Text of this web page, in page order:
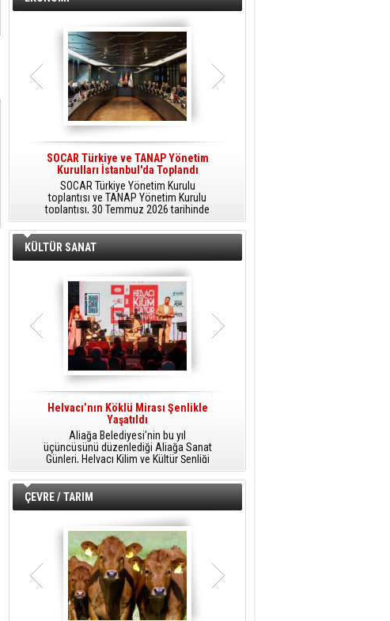
SOCAR Türkiye ve TANAP Yönetim
Kurulları İstanbul'da Toplandı
SOCAR Türkiye Yönetim Kurulu
toplantısı ve TANAP Yönetim Kurulu
toplantısı, 30 Temmuz 2026 tarihinde
İstanbul’da gerçekleştirildi.
hidrojen teknolojileri alanında yenilikçi
projelere öncülük ediyor.
KÜLTÜR SANAT
Helvacı’nın Köklü Mirası Şenlikle
Yaşatıldı
Aliağa Belediyesi’nin bu yıl
üçüncüsünü düzenlediği Aliağa Sanat
Günleri, Helvacı Kilim ve Kültür Şenliği
ile Helvacı’da renkli bir güne sahne
oldu.
birbirinden renkli etkinliklerle devam
ÇEVRE / TARIM